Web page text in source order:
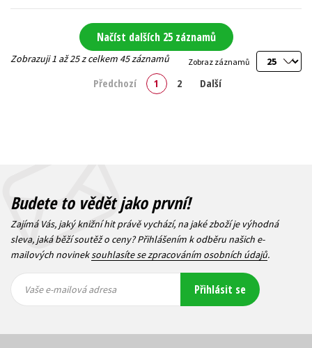
Načíst dalších 25 záznamů
Zobraz záznamů
Zobrazuji 1 až 25 z celkem 45 záznamů
Předchozí 1 2 Další
Budete to vědět jako první!
Zajímá Vás, jaký knižní hit právě vychází, na jaké zboží je výhodná
sleva, jaká běží soutěž o ceny? Přihlášením k odběru našich e-
mailových novineksouhlasíte se zpracováním osobních údajů.
mailová
mailová
Vaše e-mailová adresa Přihlásit se